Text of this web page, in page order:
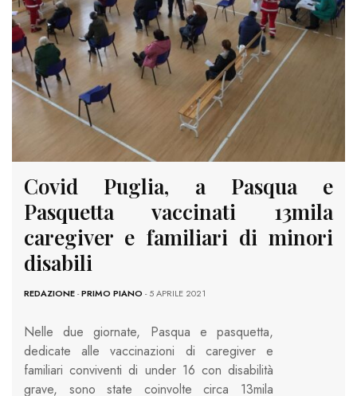
Covid Puglia, a Pasqua e
Pasquetta vaccinati 13mila
caregiver e familiari di minori
disabili
REDAZIONE-PRIMO PIANO - 5 APRILE 2021
Nelle due giornate, Pasqua e pasquetta,
dedicate alle vaccinazioni di caregiver e
familiari conviventi di under 16 con disabilità
grave, sono state coinvolte circa 13mila